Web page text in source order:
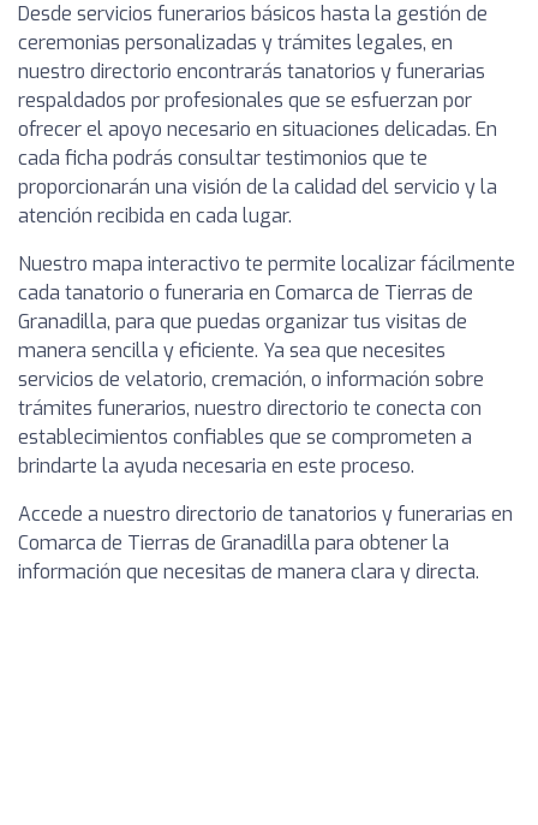
Desde servicios funerarios básicos hasta la gestión de
ceremonias personalizadas y trámites legales, en
nuestro directorio encontrarás tanatorios y funerarias
respaldados por profesionales que se esfuerzan por
ofrecer el apoyo necesario en situaciones delicadas. En
cada ficha podrás consultar testimonios que te
proporcionarán una visión de la calidad del servicio y la
atención recibida en cada lugar.
Nuestro mapa interactivo te permite localizar fácilmente
cada tanatorio o funeraria en Comarca de Tierras de
Granadilla, para que puedas organizar tus visitas de
manera sencilla y eficiente. Ya sea que necesites
servicios de velatorio, cremación, o información sobre
trámites funerarios, nuestro directorio te conecta con
establecimientos confiables que se comprometen a
brindarte la ayuda necesaria en este proceso.
Accede a nuestro directorio de tanatorios y funerarias en
Comarca de Tierras de Granadilla para obtener la
información que necesitas de manera clara y directa.